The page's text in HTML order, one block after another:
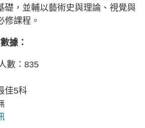
礎，並輔以藝術史與理論、視覺與
修課程。
據：
數：835
佳5科